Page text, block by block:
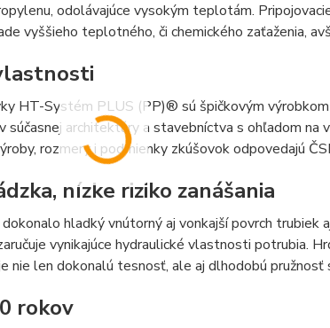
odolávajúce vysokým teplotám.
vyššieho teplotného, či chemického zaťaženia,
HT-Systém PLUS (PP)® sú špičkovým
súčasnej architektúry a stavebníctva s ohľadom na
rozmery i podmienky zkúšovok odpovedajú
nízke riziko zanášania
hladký vnútorný aj vonkajší povrch trubiek
vynikajúce hydraulické vlastnosti potrubia.
nie len dokonalú tesnosť, ale aj dlhodobú pružnosť
rokov